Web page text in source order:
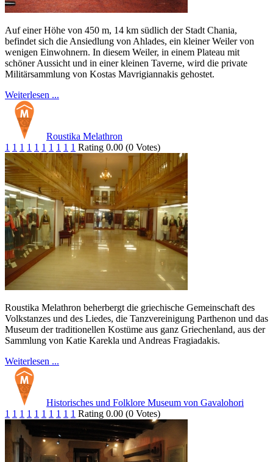
Auf einer Höhe von 450 m, 14 km südlich der Stadt Chania,
befindet sich die Ansiedlung von Ahlades, ein kleiner Weiler von
wenigen Einwohnern. In diesem Weiler, in einem Plateau mit
schöner Aussicht und in einer kleinen Taverne, wird die private
Militärsammlung von Kostas Mavrigiannakis gehostet.
Weiterlesen ...
Roustika Melathron
1 1 1 1 1 1 1 1 1 1 Rating 0.00 (0 Votes)
Roustika Melathron beherbergt die griechische Gemeinschaft des
Volkstanzes und des Liedes, die Tanzvereinigung Parthenon und das
Museum der traditionellen Kostüme aus ganz Griechenland, aus der
Sammlung von Katie Karekla und Andreas Fragiadakis.
Weiterlesen ...
Historisches und Folklore Museum von Gavalohori
1 1 1 1 1 1 1 1 1 1 Rating 0.00 (0 Votes)